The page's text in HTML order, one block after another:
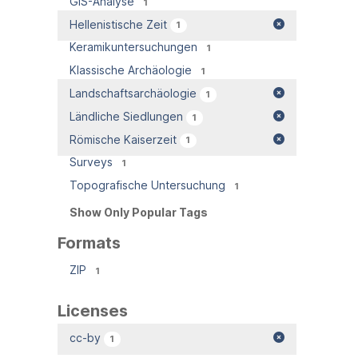
Hellenistische Zeit 1
Keramikuntersuchungen 1
Klassische Archäologie 1
Landschaftsarchäologie 1
Ländliche Siedlungen 1
Römische Kaiserzeit 1
Surveys 1
Topografische Untersuchung 1
Show Only Popular Tags
Formats
ZIP 1
Licenses
cc-by 1